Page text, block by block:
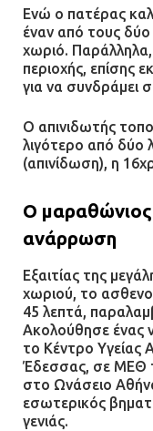
Ενώ ο πατέρας
έναν από τους
χωριό.
περιοχής, επίσης
για να συνδράμει
Ο απινιδωτής
λιγότερο από δύο
(απινίδωση), η
Ο
ανάρρωση
Εξαιτίας της
χωριού, το
45 λεπτά,
Ακολούθησε ένας
το Κέντρο Υγείας
Έδεσσας, σε ΜΕΘ
στο Ωνάσειο
εσωτερικός
γενιάς.